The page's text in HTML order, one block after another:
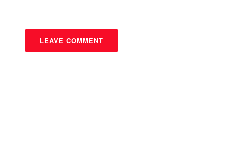
LEAVE COMMENT